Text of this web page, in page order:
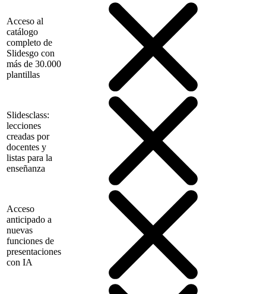
Acceso al
catálogo
completo de
Slidesgo con
más de 30.000
plantillas
Slidesclass:
lecciones
creadas por
docentes y
listas para la
enseñanza
Acceso
anticipado a
nuevas
funciones de
presentaciones
con IA